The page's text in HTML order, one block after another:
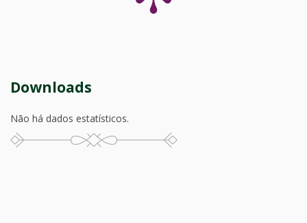
Downloads
Não há dados estatísticos.